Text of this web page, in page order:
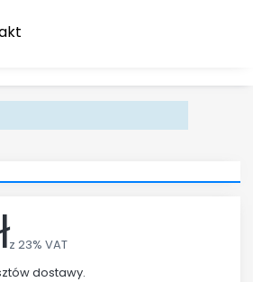
z 23% VAT
dostawy.